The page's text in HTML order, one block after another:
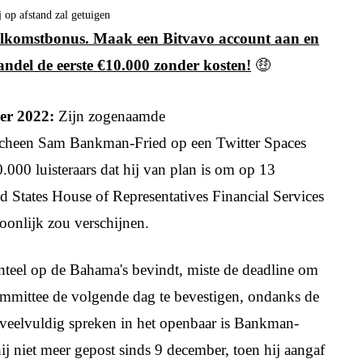
afstand zal getuigen
Maak een Bitvavo account aan en
de eerste €10.000 zonder kosten! 🤑
2022: Zijn zogenaamde
Sam Bankman-Fried op een Twitter Spaces
luisteraars dat hij van plan is om op 13
House of Representatives Financial Services
zou verschijnen.
op de Bahama's bevindt, miste de deadline om
de volgende dag te bevestigen, ondanks de
spreken in het openbaar is Bankman-
meer gepost sinds 9 december, toen hij aangaf